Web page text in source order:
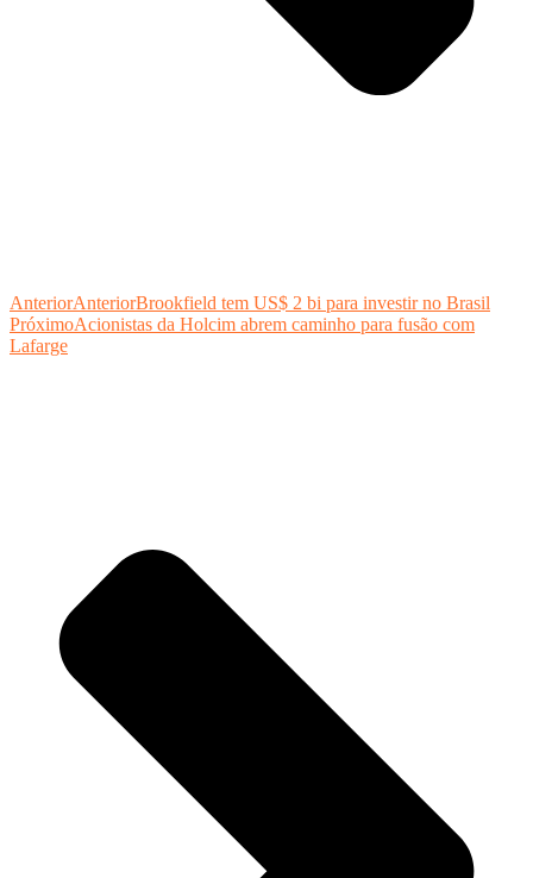
AnteriorAnteriorBrookfield tem US$ 2 bi para investir no Brasil
PróximoAcionistas da Holcim abrem caminho para fusão com
Lafarge